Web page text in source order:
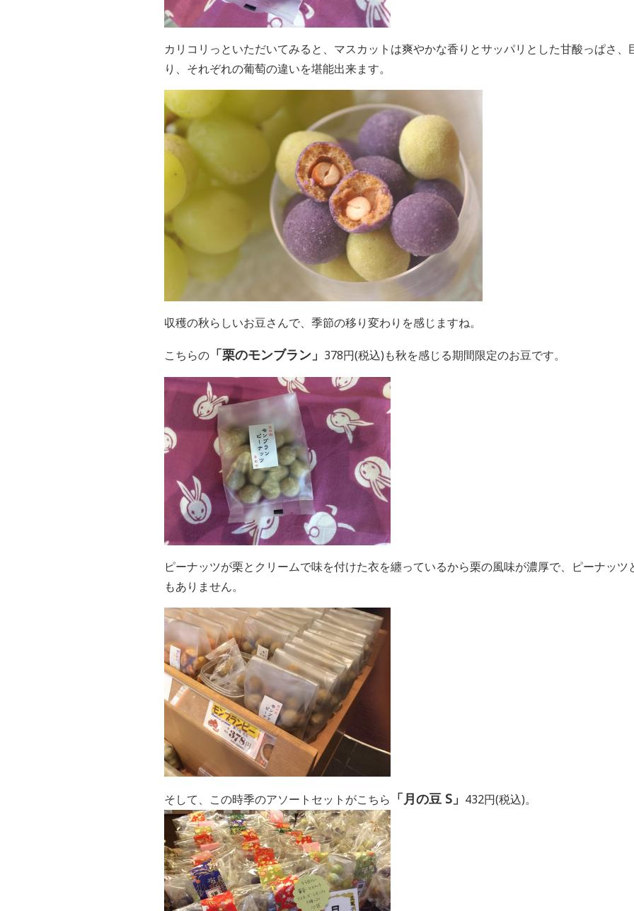
カリコリっといただいてみると、マスカットは爽やかな香りとサッパリとした甘酸っぱさ
り、それぞれの葡萄の違いを堪能出来ます。
収穫の秋らしいお豆さんで、季節の移り変わりを感じますね。
こちらの 「栗のモンブラン」 378円(税込)も秋を感じる期間限定のお豆です。
ピーナッツが栗とクリームで味を付けた衣を纏っているから栗の風味が濃厚で、ピーナッ
もありません。
そして、この時季のアソートセットがこちら 「月の豆 S」 432円(税込)。